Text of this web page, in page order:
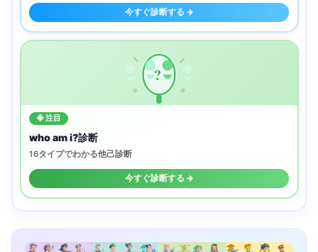
今すぐ診断する →
?
◈ 注目
who am i?診断
16タイプでわかる他己診断
今すぐ診断する →